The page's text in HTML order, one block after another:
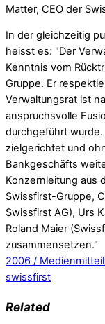
Matter, CEO der
In der gleichzeitig
heisst es: "Der
Kenntnis vom
Gruppe. Er
Verwaltungsrat ist
anspruchsvolle
durchgeführt
zielgerichtet und
Bankgeschäfts
Konzernleitung aus
Swissfirst-Gruppe,
Swissfirst AG), Urs
Roland Maier
zusammensetzen."
2006 /
swissfirst
Related